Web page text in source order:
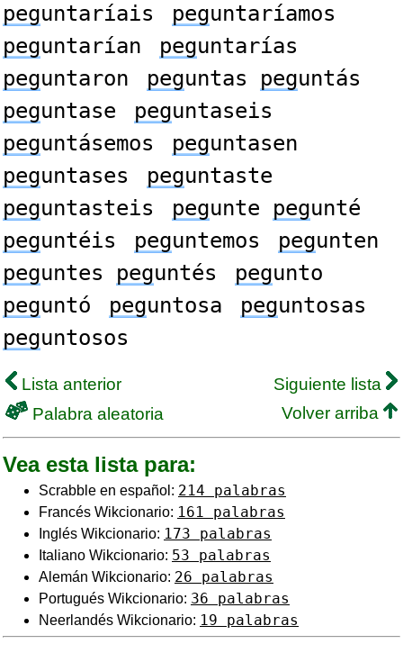
peguntaríais peguntaríamos
peguntarían peguntarías
peguntaron peguntas peguntás
peguntase peguntaseis
peguntásemos peguntasen
peguntases peguntaste
peguntasteis pegunte pegunté
peguntéis peguntemos pegunten
peguntes peguntés pegunto
peguntó peguntosa peguntosas
peguntosos
Lista anterior
Siguiente lista
Palabra aleatoria
Volver arriba
Vea esta lista para:
Scrabble en español: 214 palabras
Francés Wikcionario: 161 palabras
Inglés Wikcionario: 173 palabras
Italiano Wikcionario: 53 palabras
Alemán Wikcionario: 26 palabras
Portugués Wikcionario: 36 palabras
Neerlandés Wikcionario: 19 palabras